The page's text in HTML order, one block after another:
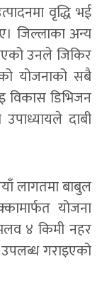
वृद्धि भई
जिल्लाका अन्य
उनले जिकिर
योजनाको सबै
विकास डिभिजन
दाबी
लागतमा बाबुल
योजना
४ किमी नहर
गराइएको